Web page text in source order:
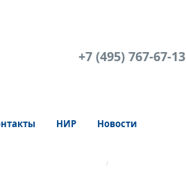
+7 (495) 767-67-13
НИР Новости